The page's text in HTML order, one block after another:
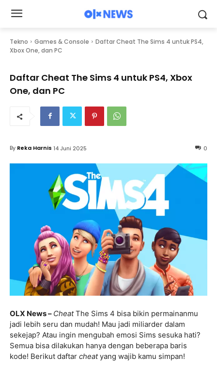
Tekno Games & Console
Daftar Cheat The Sims 4 untuk PS4,
Xbox One, dan PC
Daftar Cheat The Sims 4 untuk PS4, Xbox
One, dan PC
0
By Reka Harnis 14 Juni 2025
OLX News – CheatThe Sims 4 bisa bikin permainanmu
jadi lebih seru dan mudah! Mau jadi miliarder dalam
sekejap? Atau ingin mengubah emosi Sims sesuka hati?
Semua bisa dilakukan hanya dengan beberapa baris
kode! Berikut daftar cheatyang wajib kamu simpan!